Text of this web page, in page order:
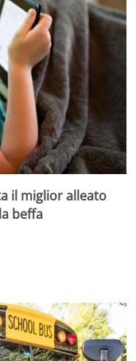
il miglior alleato
beffa